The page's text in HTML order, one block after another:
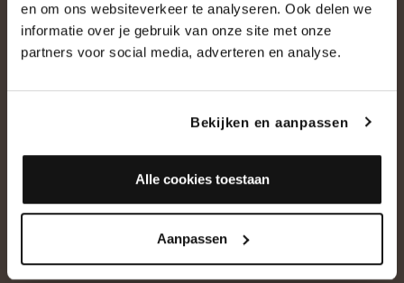
en om ons websiteverkeer te analyseren. Ook delen we
informatie over je gebruik van onze site met onze
partners voor social media, adverteren en analyse.
Bekijken en aanpassen
Alle cookies toestaan
Aanpassen
OVER ONS
Ons team